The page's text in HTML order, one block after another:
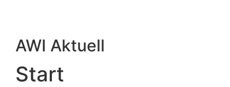
AWI Aktuell
Start